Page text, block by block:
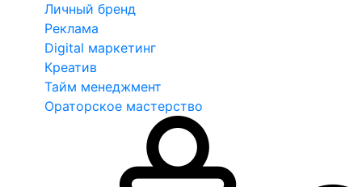
Личный бренд
Реклама
Digital маркетинг
Креатив
Тайм менеджмент
Ораторское мастерство